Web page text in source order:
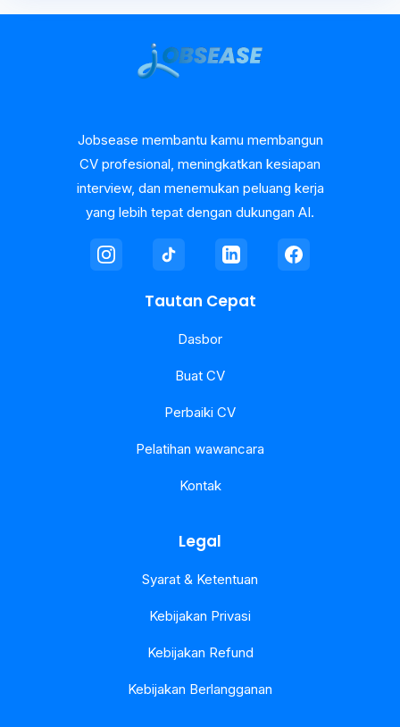
Jobsease membantu kamu membangun
CV profesional, meningkatkan kesiapan
interview, dan menemukan peluang kerja
yang lebih tepat dengan dukungan AI.
Tautan Cepat
Dasbor
Buat CV
Perbaiki CV
Pelatihan wawancara
Kontak
Legal
Syarat & Ketentuan
Kebijakan Privasi
Kebijakan Refund
Kebijakan Berlangganan